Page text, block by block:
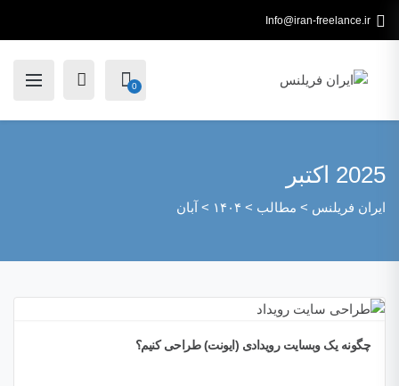
Info@iran-freelance.ir
0
2025 اکتبر
ایران فریلنس > مطالب > ۱۴۰۴ > آبان
چگونه یک وبسایت رویدادی (ایونت) طراحی کنیم؟